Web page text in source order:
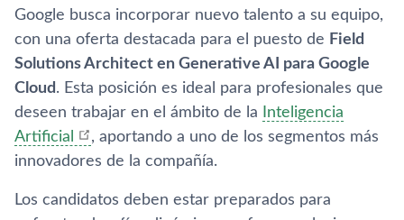
Google busca incorporar nuevo talento a su equipo,
con una oferta destacada para el puesto de Field
Solutions Architect en Generative AI para Google
Cloud. Esta posición es ideal para profesionales que
deseen trabajar en el ámbito de la
Inteligencia
Artificial
, aportando a uno de los segmentos más
innovadores de la compañía.
Los candidatos deben estar preparados para